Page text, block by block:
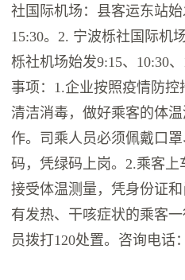
社国际机场：县客运东站始
15:30。2. 宁波栎社国际机
栎社机场始发9:15、10:30
事项：1.企业按照疫情防
清洁消毒，做好乘客的体
作。司乘人员必须佩戴口
码，凭绿码上岗。2.乘客
接受体温测量，凭身份证
有发热、干咳症状的乘客
员拨打120处置。咨询电话